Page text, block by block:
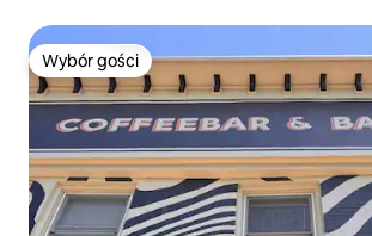
Wybór gości
Wybór gości